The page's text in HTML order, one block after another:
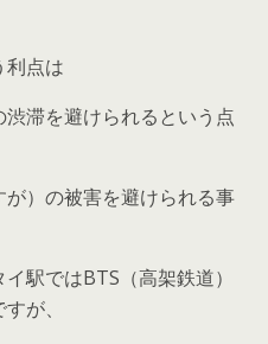
利点は
滞を避けられるという点
が）の被害を避けられる事
駅ではBTS（高架鉄道）
が、